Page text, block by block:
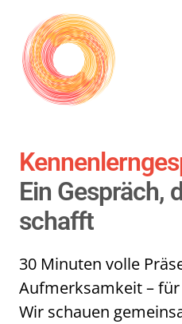
Ein Gespräch,
schafft
30 Minuten volle
Aufmerksamkeit – für
Wir schauen